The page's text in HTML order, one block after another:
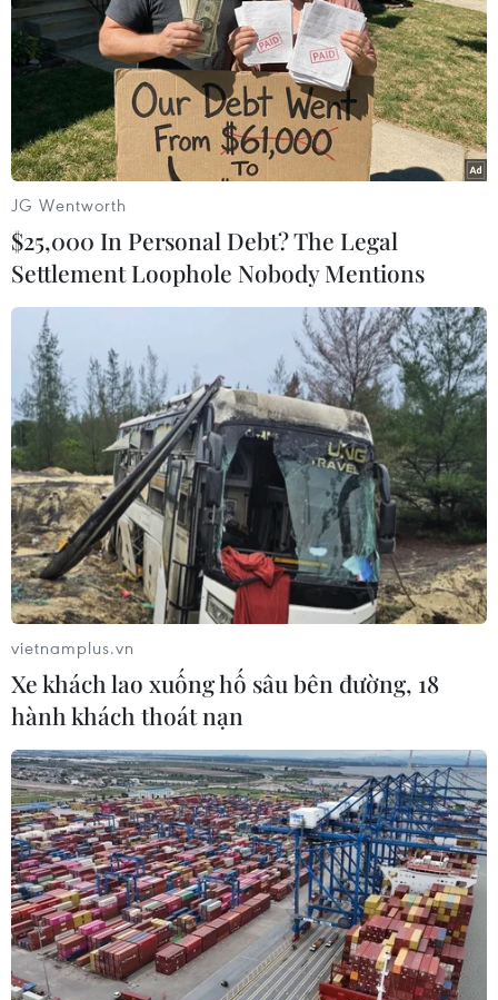
#ADMM #ADMM+
#Đại tướng Ngô Xuân Lịch
Thái Lan
Theo dõi VietnamPlus
TIN LIÊN QUAN
Hội nghị hẹp Bộ trưởng Quốc phòng
ASEAN: Hợp tác an ninh bền vững
17/11/2019 03:51
JG Wentworth
$25,000 In Personal Debt? The Legal
Settlement Loophole Nobody Mentions
vietnamplus.vn
Xe khách lao xuống hố sâu bên đường, 18
hành khách thoát nạn